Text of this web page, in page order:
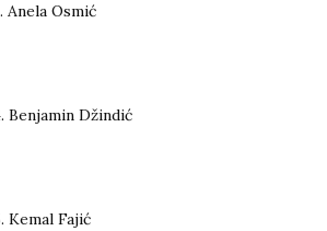
Anela Osmić
Benjamin Džindić
Kemal Fajić